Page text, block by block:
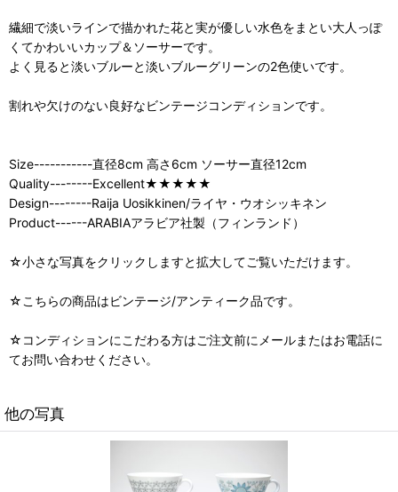
繊細で淡いラインで描かれた花と実が優しい水色をまとい大人っぽ
くてかわいいカップ＆ソーサーです。
よく見ると淡いブルーと淡いブルーグリーンの2色使いです。
割れや欠けのない良好なビンテージコンディションです。
Size-----------直径8cm 高さ6cm ソーサー直径12cm
Quality--------Excellent★★★★★
Design--------Raija Uosikkinen/ライヤ・ウオシッキネン
Product------ARABIAアラビア社製（フィンランド）
☆小さな写真をクリックしますと拡大してご覧いただけます。
☆こちらの商品はビンテージ/アンティーク品です。
☆コンディションにこだわる方はご注文前にメールまたはお電話に
てお問い合わせください。
他の写真